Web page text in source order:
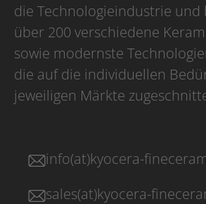
die Technologieindustrie
über 200 verschiedene
sowie modernste
die auf die individuellen
jeweiligen Märkte
info(at)kyocera-
sales(at)kyocera-